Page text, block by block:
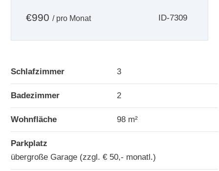
€990 / pro Monat ID-7309
Schlafzimmer 3
Badezimmer 2
Wohnfläche 98 m²
Parkplatz
übergroße Garage (zzgl. € 50,- monatl.)